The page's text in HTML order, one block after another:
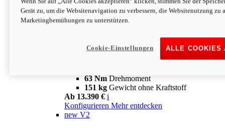
63 NmDrehmoment
151 kgGewicht ohne Kraftstoff
Ab 13.890 € i
63 Nm Drehmoment
151 kg Gewicht ohne Kraftstoff
Ab 13.390 € i
Konfigurieren Mehr entdecken
new V2
Gerät zu, um die Websitenavigation zu verbessern, die Websitenutzung zu
Marketingbemühungen zu unterstützen.
ALLE COOKIES
Cookie-Einstellungen